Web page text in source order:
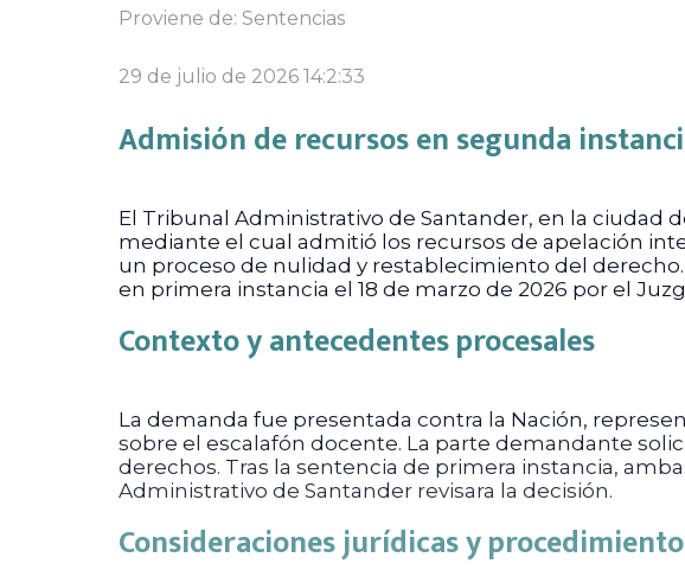
Proviene de: Sentencias
29 de julio de 2026 14:2:33
Admisión de recursos en segunda
El Tribunal Administrativo de Santander, en la ciudad
mediante el cual admitió los recursos de apelación
un proceso de nulidad y restablecimiento del
en primera instancia el 18 de marzo de 2026 por el
Contexto y antecedentes procesales
La demanda fue presentada contra la Nación,
sobre el escalafón docente. La parte demandante
derechos. Tras la sentencia de primera instancia,
Administrativo de Santander revisara la decisión.
Consideraciones jurídicas y